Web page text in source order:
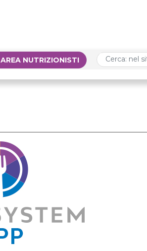
AREA NUTRIZIONISTI